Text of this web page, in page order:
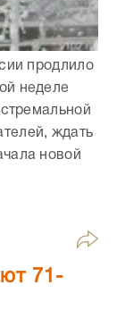
продлило
неделе
ждать
новой
71-